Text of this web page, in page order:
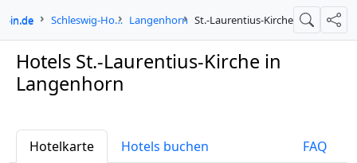
in.de Schleswig-Holstein Langenhorn St.-Laurentius-Kirche Suche
Hotels St.-Laurentius-Kirche in
Langenhorn
Hotelkarte Hotels buchen FAQ